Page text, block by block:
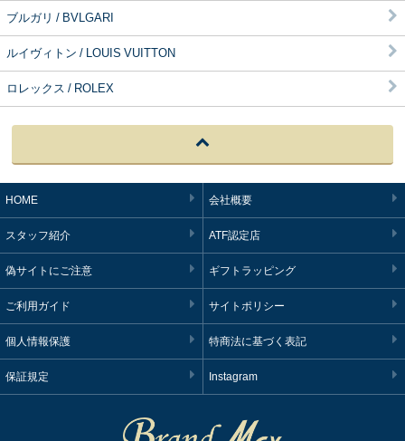
ブルガリ / BVLGARI
ルイヴィトン / LOUIS VUITTON
ロレックス / ROLEX
HOME 会社概要
スタッフ紹介 ATF認定店
偽サイトにご注意 ギフトラッピング
ご利用ガイド サイトポリシー
個人情報保護 特商法に基づく表記
保証規定 Instagram